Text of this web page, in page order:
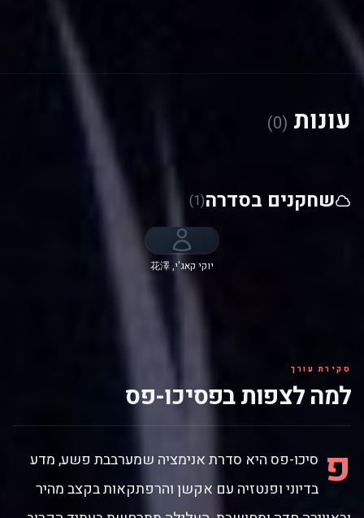
עונות (0)
שחקנים בסדרה(1)
יוקי קאג'י, 花澤
סקירת עורך
למה לצפות בפסיכו-פס
פ סיכו-פס היא סדרת אנימציה שמערבבת פשע, מדע
בדיוני ופנטזיה עם אקשן והרפתקאות בקצב מהיר